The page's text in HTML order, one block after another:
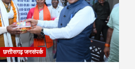
छत्तीसगढ़ जनसंपर्क